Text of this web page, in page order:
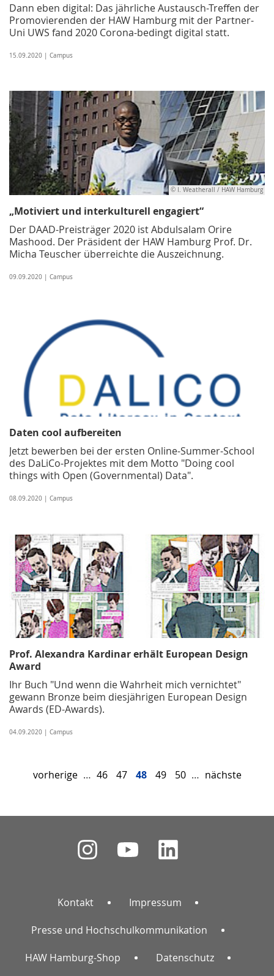
Dann eben digital: Das jährliche Austausch-Treffen der
Promovierenden der HAW Hamburg mit der Partner-
Uni UWS fand 2020 Corona-bedingt digital statt.
15.09.2020 | Campus
© I. Weatherall / HAW Hamburg
„Motiviert und interkulturell engagiert“
Der DAAD-Preisträger 2020 ist Abdulsalam Orire
Mashood. Der Präsident der HAW Hamburg Prof. Dr.
Micha Teuscher überreichte die Auszeichnung.
09.09.2020 | Campus
Daten cool aufbereiten
Jetzt bewerben bei der ersten Online-Summer-School
des DaLiCo-Projektes mit dem Motto "Doing cool
things with Open (Governmental) Data".
08.09.2020 | Campus
Prof. Alexandra Kardinar erhält European Design
Award
Ihr Buch "Und wenn die Wahrheit mich vernichtet"
gewann Bronze beim diesjährigen European Design
Awards (ED-Awards).
04.09.2020 | Campus
vorherige … 46 47 48 49 50 … nächste
Kontakt Impressum
Presse und Hochschulkommunikation
HAW Hamburg-Shop Datenschutz